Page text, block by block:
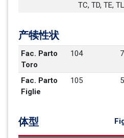
TC, TD, TE,
产犊性状
Fac. Parto
Toro
104
Fac. Parto
Figlie
105
体型